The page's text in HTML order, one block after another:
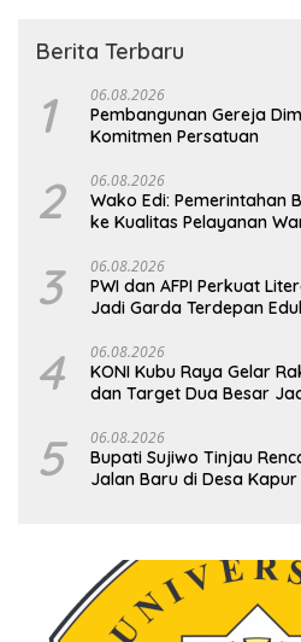
Berita Terbaru
1 06.08.2026
Pembangunan Gereja
Komitmen Persatuan
2 06.08.2026
Wako Edi: Pemerintahan
ke Kualitas Pelayanan
3 06.08.2026
PWI dan AFPI Perkuat
Jadi Garda Terdepan
4 06.08.2026
KONI Kubu Raya Gelar
dan Target Dua Besar
5 06.08.2026
Bupati Sujiwo Tinjau
Jalan Baru di Desa Kapur